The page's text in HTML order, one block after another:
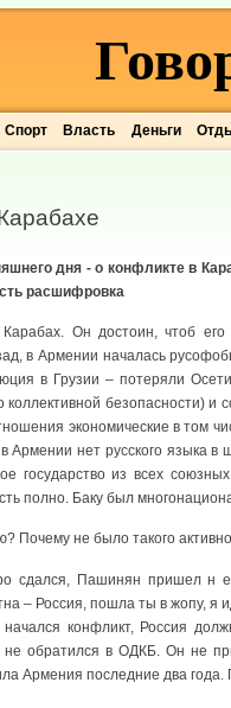
Спорт Власть Деньги
дня - о конфликте в
расшифровка
Он достоин, чтоб
в Армении началась
в Грузии – потеряли
коллективной безопасности)
экономические в том
Армении нет русского языка
государство из всех
полно. Баку был
Почему не было такого
сдался, Пашинян пришел н
– Россия, пошла ты в жопу,
начался конфликт, Россия
не обратился в ОДКБ. Он не
Армения последние два